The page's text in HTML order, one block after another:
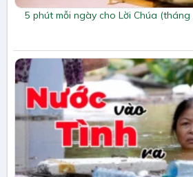
5 phút mỗi ngày cho Lời Chúa (tháng